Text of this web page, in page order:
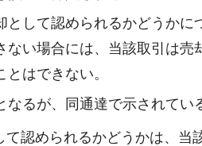
として認められるかどうか
ない場合には、当該取引は
はできない。
なるが、同通達で示されてい
認められるかどうかは、